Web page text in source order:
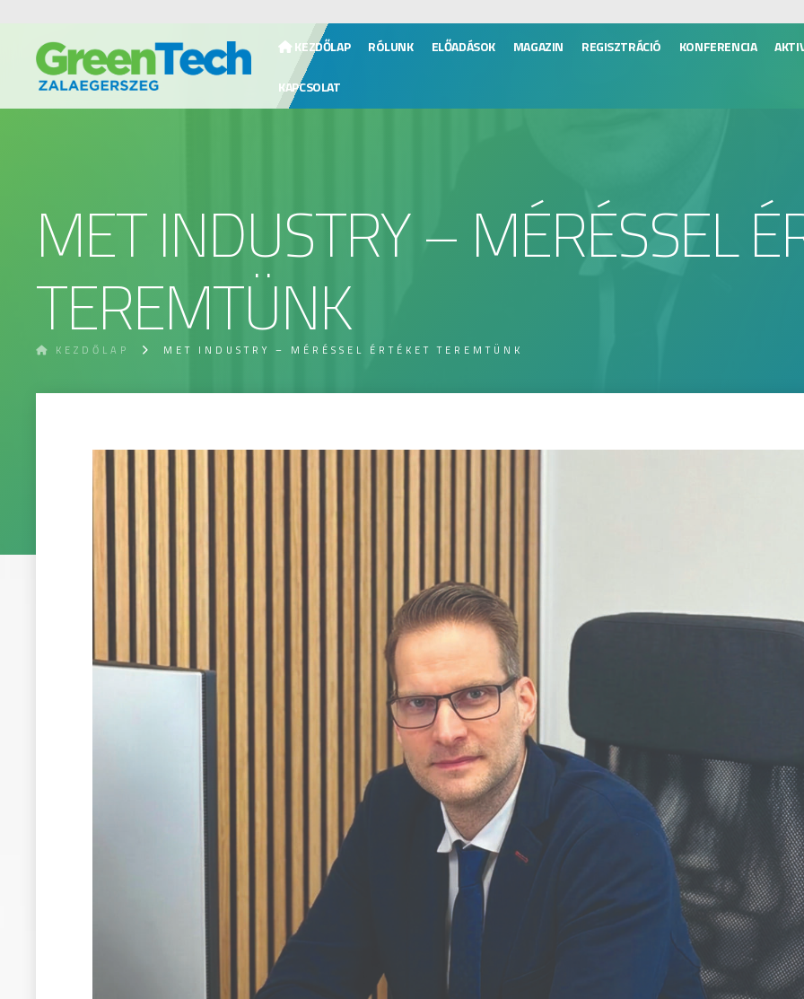
KEZDŐLAP RÓLUNK ELŐADÁSOK MAGAZIN REGISZTRÁCIÓ KONFERENCIA
KAPCSOLAT
MET INDUSTRY – MÉRÉSSEL
TEREMTÜNK
KEZDŐLAP MET INDUSTRY – MÉRÉSSEL ÉRTÉKET TEREMTÜNK